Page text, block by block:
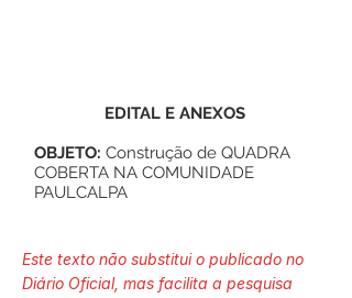
EDITAL E ANEXOS
OBJETO: Construção de QUADRA
COBERTA NA COMUNIDADE
PAULCALPA
Este texto não substitui o publicado no
Diário Oficial, mas facilita a pesquisa